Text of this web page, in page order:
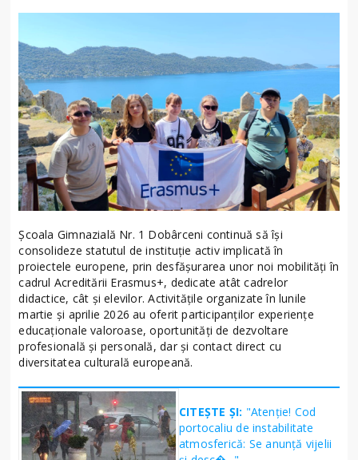
Școala Gimnazială Nr. 1 Dobârceni continuă să își
consolideze statutul de instituție activ implicată în
proiectele europene, prin desfășurarea unor noi mobilități în
cadrul Acreditării Erasmus+, dedicate atât cadrelor
didactice, cât și elevilor. Activitățile organizate în lunile
martie și aprilie 2026 au oferit participanților experiențe
educaționale valoroase, oportunități de dezvoltare
profesională și personală, dar și contact direct cu
diversitatea culturală europeană.
CITEȘTE ȘI: "Atenție! Cod
portocaliu de instabilitate
atmosferică: Se anunță vijelii